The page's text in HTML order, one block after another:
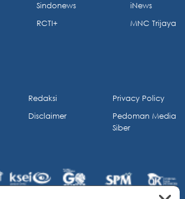
Sindonews
RCTI+
iNews
MNC Trijaya
Redaksi
Disclaimer
Privacy Policy
Pedoman Media
Siber